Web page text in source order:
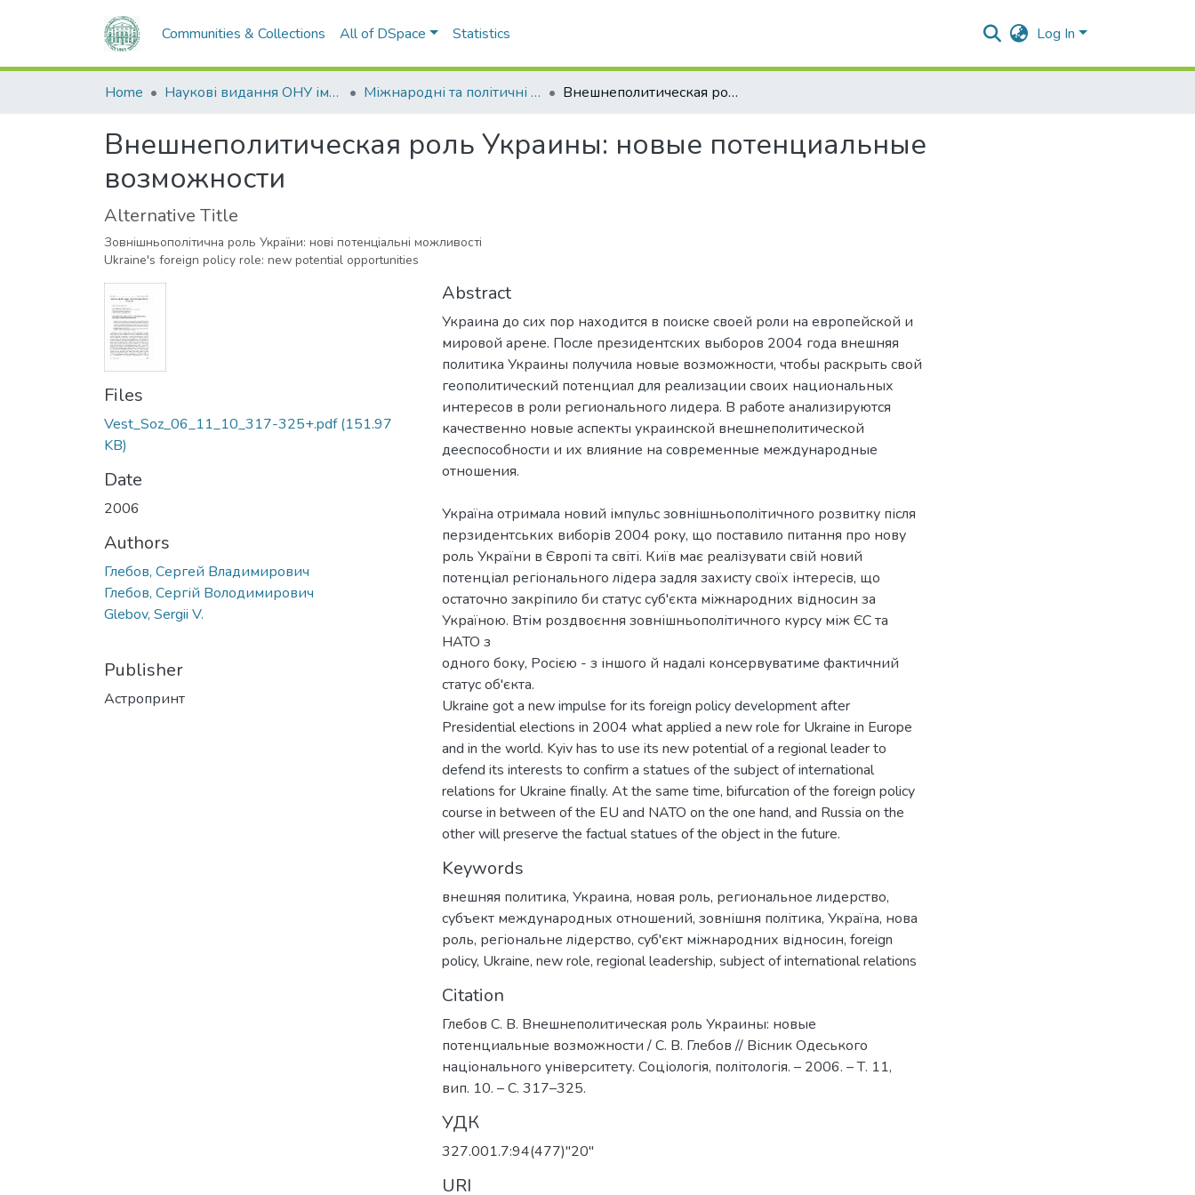
Communities & Collections All of DSpace Statistics Log In
Home Наукові видання ОНУ імені І. І. Мечникова Міжнародні та політичні дослідження Внешнеполитическая роль Украины: новые потенциальные возможности
Внешнеполитическая роль Украины: новые потенциальные
возможности
Alternative Title
Зовнішньополітична роль України: нові потенціальні можливості
Ukraine's foreign policy role: new potential opportunities
Files
Vest_Soz_06_11_10_317-325+.pdf(151.97
KB)
Date
2006
Authors
Глебов, Сергей Владимирович
Глебов, Сергій Володимирович
Glebov, Sergii V.
Publisher
Астропринт
Abstract
Украина до сих пор находится в поиске своей роли на европейской и
мировой арене. После президентских выборов 2004 года внешняя
политика Украины получила новые возможности, чтобы раскрыть свой
геополитический потенциал для реализации своих национальных
интересов в роли регионального лидера. В работе анализируются
качественно новые аспекты украинской внешнеполитической
дееспособности и их влияние на современные международные
Україна отримала новий імпульс зовнішньополітичного розвитку після
перзидентських виборів 2004 року, що поставило питання про нову
роль України в Європі та світі. Київ має реалізувати свій новий
потенціал регіонального лідера задля захисту своїх інтересів, що
остаточно закріпило би статус суб'єкта міжнародних відносин за
Україною. Втім роздвоєння зовнішньополітичного курсу між ЄС та
НАТО з
одного боку, Росією - з іншого й надалі консервуватиме фактичний
статус об'єкта.
Ukraine got a new impulse for its foreign policy development after
Presidential elections in 2004 what applied a new role for Ukraine in Europe
and in the world. Kyiv has to use its new potential of a regional leader to
defend its interests to confirm a statues of the subject of international
relations for Ukraine finally. At the same time, bifurcation of the foreign policy
course in between of the EU and NATO on the one hand, and Russia on the
other will preserve the factual statues of the object in the future.
Keywords
внешняя политика, Украина, новая роль, региональное лидерство,
субъект международных отношений, зовнішня політика, Україна, нова
роль, регіональне лідерство, суб'єкт міжнародних відносин, foreign
policy, Ukraine, new role, regional leadership, subject of international relations
Citation
Глебов С. В. Внешнеполитическая роль Украины: новые
потенциальные возможности / С. В. Глебов // Вісник Одеського
національного університету. Соціологія, політологія. – 2006. – Т. 11,
вип. 10. – С. 317–325.
УДК
327.001.7:94(477)"20"
URI